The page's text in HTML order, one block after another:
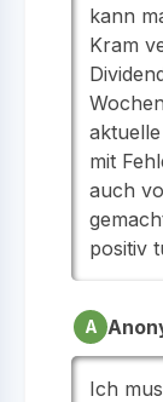
kann
Kram
mit
auch
positiv
A
Ich